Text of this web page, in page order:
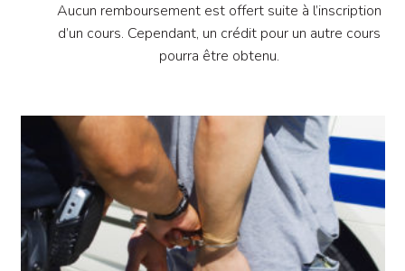
Aucun remboursement est offert suite à l’inscription
d’un cours. Cependant, un crédit pour un autre cours
pourra être obtenu.